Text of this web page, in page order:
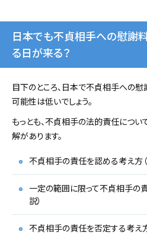
日本でも不貞相手への慰謝
る日が来る？
目下のところ、日本で不貞相手への
可能性は低いでしょう。
もっとも、不貞相手の法的責任につい
解があります。
不貞相手の責任を認める考え方（
一定の範囲に限って不貞相手の
説）
不貞相手の責任を否定する考え方